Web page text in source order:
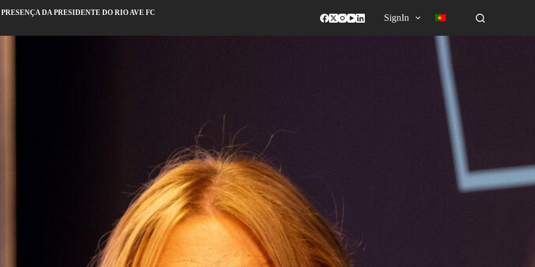
DA PRESIDENTE DO RIO AVE FC
SignIn